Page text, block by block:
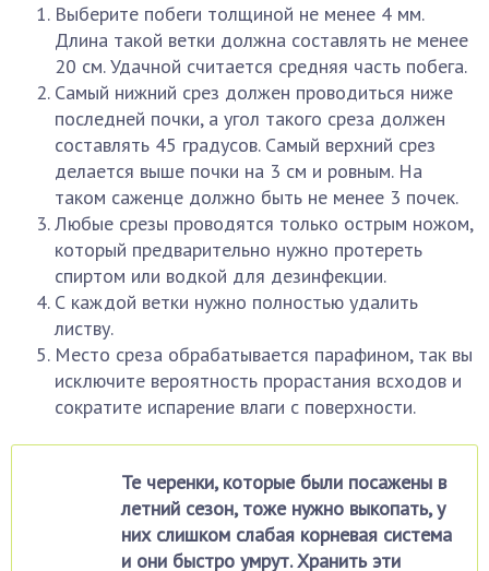
Выберите побеги толщиной не менее 4 мм.
Длина такой ветки должна составлять не менее
20 см. Удачной считается средняя часть побега.
Самый нижний срез должен проводиться ниже
последней почки, а угол такого среза должен
составлять 45 градусов. Самый верхний срез
делается выше почки на 3 см и ровным. На
таком саженце должно быть не менее 3 почек.
Любые срезы проводятся только острым ножом,
который предварительно нужно протереть
спиртом или водкой для дезинфекции.
С каждой ветки нужно полностью удалить
листву.
Место среза обрабатывается парафином, так вы
исключите вероятность прорастания всходов и
сократите испарение влаги с поверхности.
Те черенки, которые были посажены в
летний сезон, тоже нужно выкопать, у
них слишком слабая корневая система
и они быстро умрут. Хранить эти